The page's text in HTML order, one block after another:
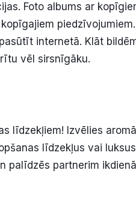
Foto albums ar
internetā. Klāt
vēl sirsnīgāku.
līdzekļiem! Izvēlies
līdzekļus vai
palīdzēs partnerim